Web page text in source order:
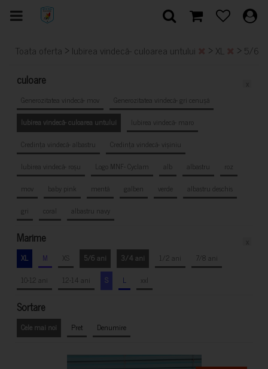
Toata oferta > Iubirea vindecă- culoarea untului > XL > 5/6
culoare
Generozitatea vindecă- mov
Generozitatea vindecă- gri cenușă
Iubirea vindecă- culoarea untului
Iubirea vindecă- maro
Credința vindecă- albastru
Credința vindecă- vișiniu
Iubirea vindecă- roșu
Logo MNF- Cyclam alb albastru
roz
mov
baby pink mentă galben verde
albastru deschis
gri
coral albastru navy
Marime
XL M XS 5/6 ani 3/4 ani 1/2 ani
7/8 ani
10-12 ani
12-14 ani S L xxl
Sortare
Cele mai noi Pret Denumire